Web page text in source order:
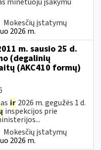
Mokesčių įstatymų
2026 m.
m. sausio 25 d.
(degalinių
(AKC410 formų)
ir 2026 m. gegužės 1 d.
inspekcijos prie
Mokesčių įstatymų
2026 m.